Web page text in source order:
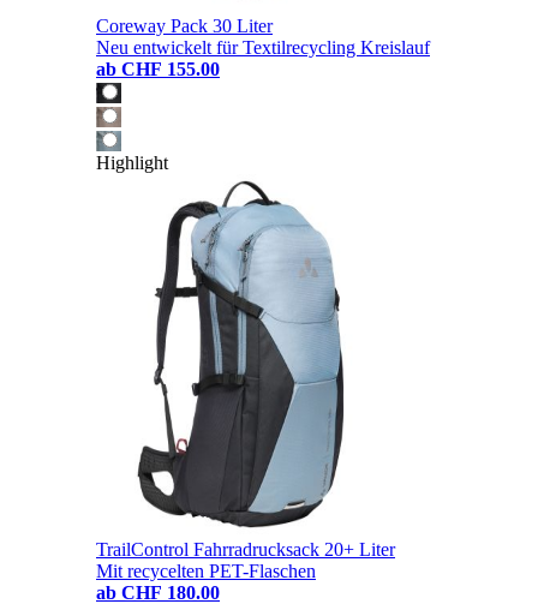
Coreway Pack 30 Liter
Neu entwickelt für Textilrecycling Kreislauf
ab CHF 155.00
Highlight
TrailControl Fahrradrucksack 20+ Liter
Mit recycelten PET-Flaschen
ab CHF 180.00